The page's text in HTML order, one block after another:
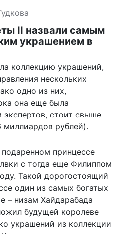
II назвали самым
украшением в
коллекцию украшений,
нескольких
одно из них,
она еще была
экспертов, стоит свыше
рублей).
принцессе
с тогда еще Филиппом
Такой дорогостоящий
один из самых богатых
– низам Хайдарабада
будущей королеве
украшений из коллекции